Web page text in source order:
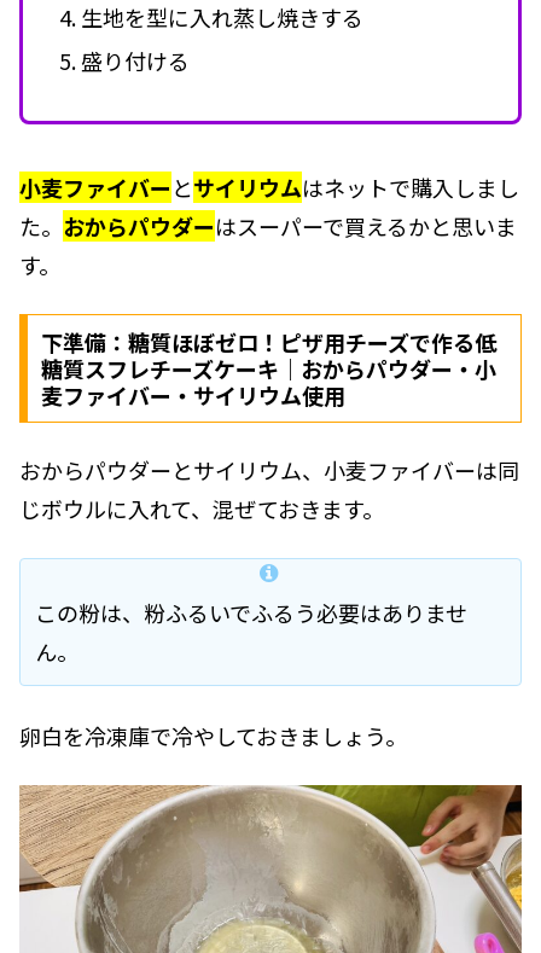
生地を型に入れ蒸し焼きする
盛り付ける
小麦ファイバーとサイリウムはネットで購入しまし
た。 おからパウダーはスーパーで買えるかと思いま
す。
下準備：糖質ほぼゼロ！ピザ用チーズで作る低
糖質スフレチーズケーキ｜おからパウダー・小
麦ファイバー・サイリウム使用
おからパウダーとサイリウム、小麦ファイバーは同
じボウルに入れて、混ぜておきます。
この粉は、粉ふるいでふるう必要はありませ
ん。
卵白を冷凍庫で冷やしておきましょう。